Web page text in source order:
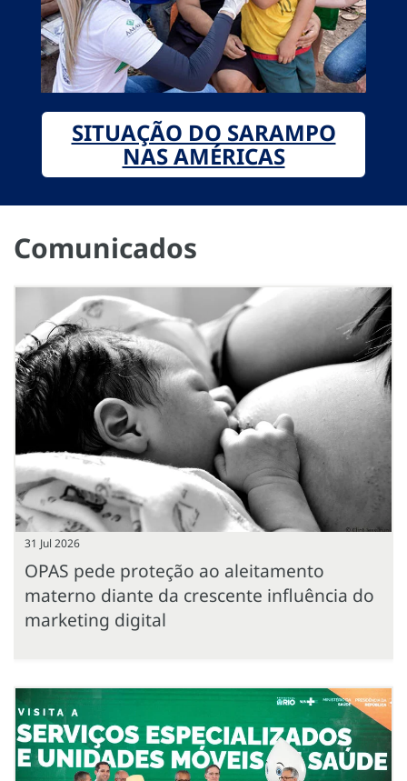
SITUAÇÃO DO SARAMPO
NAS AMÉRICAS
Comunicados
31 Jul 2026
OPAS pede proteção ao aleitamento
materno diante da crescente influência do
marketing digital